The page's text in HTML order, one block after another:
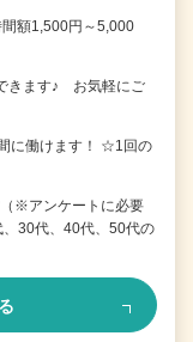
額1,500円～5,000
きます♪ お気軽にご
に働けます！ ☆1回の
※アンケートに必要
30代、40代、50代の